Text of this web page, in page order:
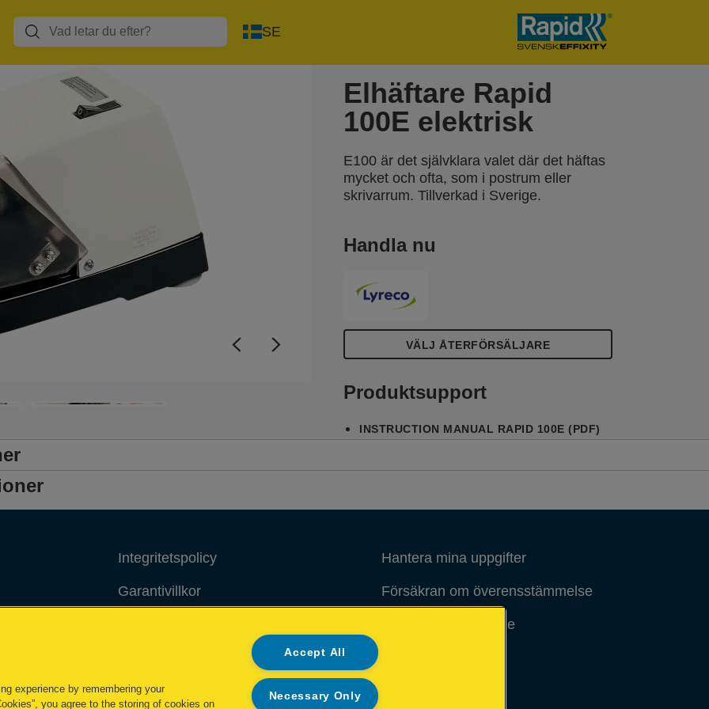
SE
Elhäftare Rapid
100E elektrisk
E100 är det självklara valet där det häftas
mycket och ofta, som i postrum eller
skrivarrum. Tillverkad i Sverige.
Handla nu
VÄLJ ÅTERFÖRSÄLJARE
Produktsupport
INSTRUCTION MANUAL RAPID 100E (PDF)
Integritetspolicy
Garantivillkor
Hantera mina uppgifter
Försäkran om överensstämmelse
Rättsligt meddelande
experience by remembering your
you agree to the storing of cookies on
Accept All
Necessary Only